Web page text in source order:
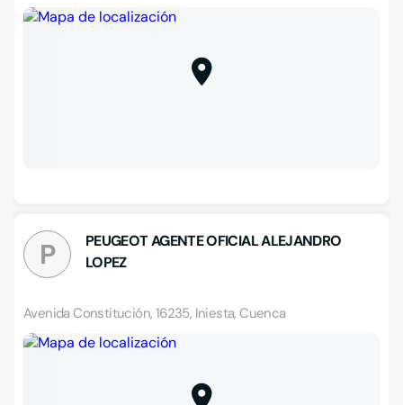
P
PEUGEOT AGENTE OFICIAL ALEJANDRO
LOPEZ
Avenida Constitución, 16235, Iniesta, Cuenca